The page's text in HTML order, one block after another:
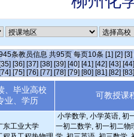
条教员信息 共95页 每页10条 [1] [2] [3]
[35] [36] [37] [38] [39] [40] [41] [42] [43] [44]
[74] [75] [76] [77] [78] [79] [80] [81] [82] [83]
、毕业高校
业、学历
可教授课
东工业大学
小学数学, 小学英语, 初
一初二数学, 初一初二物